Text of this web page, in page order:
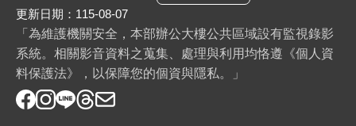
更新日期：115-08-07
「為維護機關安全，本部辦公大樓公共區域設有監視錄影
系統。相關影音資料之蒐集、處理與利用均恪遵《個人資
料保護法》，以保障您的個資與隱私。」